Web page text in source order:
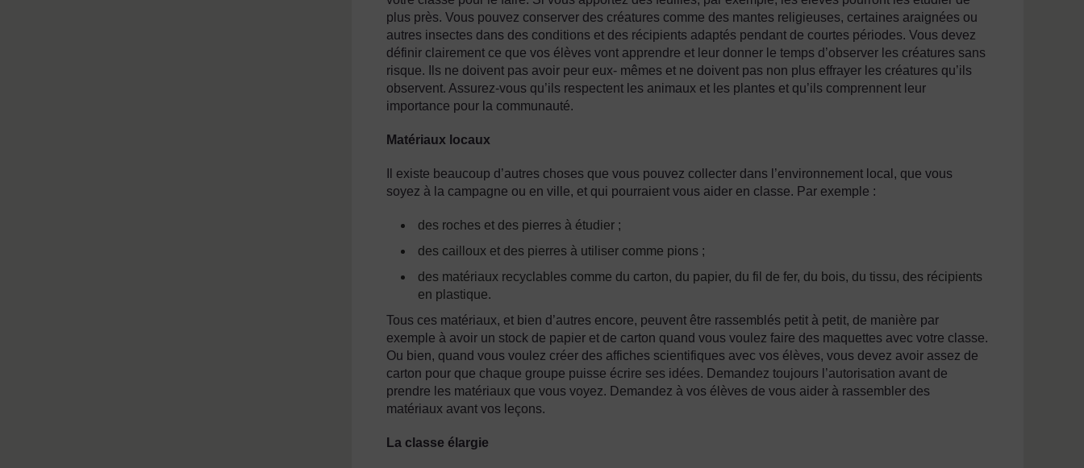
plus près. Vous pouvez conserver des créatures comme des mantes religieuses, certaines araignées ou
autres insectes dans des conditions et des récipients adaptés pendant de courtes périodes. Vous devez
définir clairement ce que vos élèves vont apprendre et leur donner le temps d’observer les créatures sans
risque. Ils ne doivent pas avoir peur eux- mêmes et ne doivent pas non plus effrayer les créatures qu’ils
observent. Assurez-vous qu’ils respectent les animaux et les plantes et qu’ils comprennent leur
importance pour la communauté.
Matériaux locaux
Il existe beaucoup d’autres choses que vous pouvez collecter dans l’environnement local, que vous
soyez à la campagne ou en ville, et qui pourraient vous aider en classe. Par exemple :
des roches et des pierres à étudier ;
des cailloux et des pierres à utiliser comme pions ;
des matériaux recyclables comme du carton, du papier, du fil de fer, du bois, du tissu, des récipients
en plastique.
Tous ces matériaux, et bien d’autres encore, peuvent être rassemblés petit à petit, de manière par
exemple à avoir un stock de papier et de carton quand vous voulez faire des maquettes avec votre classe.
Ou bien, quand vous voulez créer des affiches scientifiques avec vos élèves, vous devez avoir assez de
carton pour que chaque groupe puisse écrire ses idées. Demandez toujours l’autorisation avant de
prendre les matériaux que vous voyez. Demandez à vos élèves de vous aider à rassembler des
matériaux avant vos leçons.
La classe élargie